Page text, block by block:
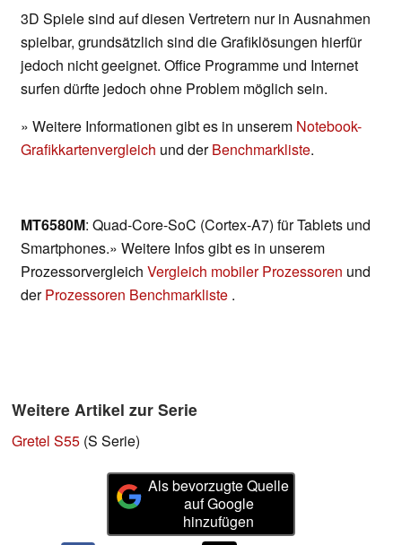
3D Spiele sind auf diesen Vertretern nur in Ausnahmen
spielbar, grundsätzlich sind die Grafiklösungen hierfür
jedoch nicht geeignet. Office Programme und Internet
surfen dürfte jedoch ohne Problem möglich sein.
» Weitere Informationen gibt es in unserem Notebook-
Grafikkartenvergleich und derBenchmarkliste.
MT6580M: Quad-Core-SoC (Cortex-A7) für Tablets und
Smartphones.» Weitere Infos gibt es in unserem
Prozessorvergleich Vergleich mobiler Prozessoren und
derProzessoren Benchmarkliste .
Weitere Artikel zur Serie
Gretel S55 (S Serie)
Als bevorzugte Quelle
auf Google
hinzufügen